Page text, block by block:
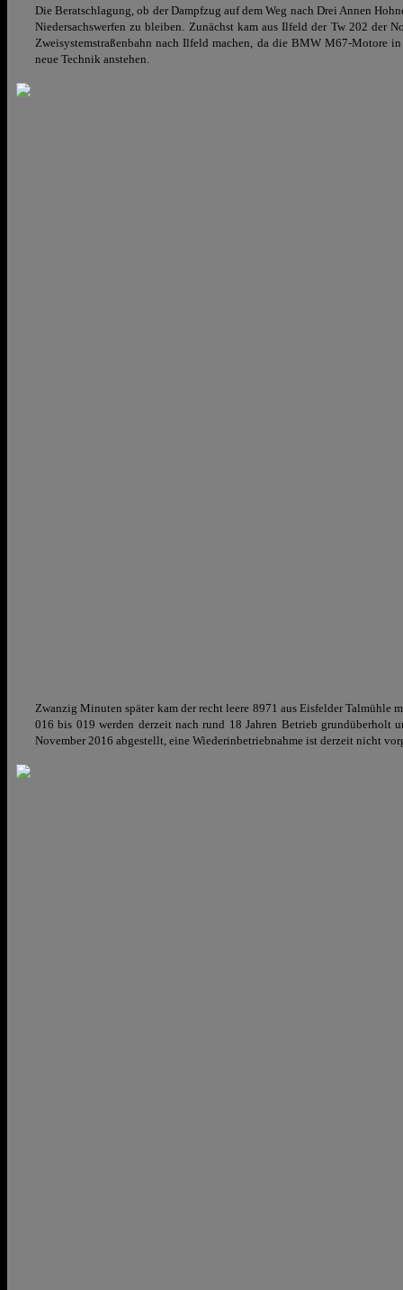
Die Beratschlagung, ob der Dampfzug auf dem Weg nach Drei Annen
Niedersachswerfen zu bleiben. Zunächst kam aus Ilfeld der Tw 202 der
Zweisystemstraßenbahn nach Ilfeld machen, da die BMW M67-Motore
neue Technik anstehen.
Zwanzig Minuten später kam der recht leere 8971 aus Eisfelder Talmühle
016 bis 019 werden derzeit nach rund 18 Jahren Betrieb grundüberholt
November 2016 abgestellt, eine Wiederinbetriebnahme ist derzeit nicht